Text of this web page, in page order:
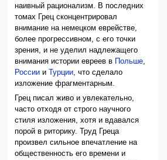
наивный рационализм. В последних
томах Грец сконцентрировал
внимание на немецком еврействе,
более прогрессивном, с его точки
зрения, и не уделил надлежащего
внимания истории евреев в
Польше,
России и Турции, что сделало
изложение фрагментарным.
Грец писал живо и увлекательно,
часто отходя от строго научного
стиля изложения, хотя и вдавался
порой в риторику. Труд Греца
произвел сильное впечатление на
общественность его времени и